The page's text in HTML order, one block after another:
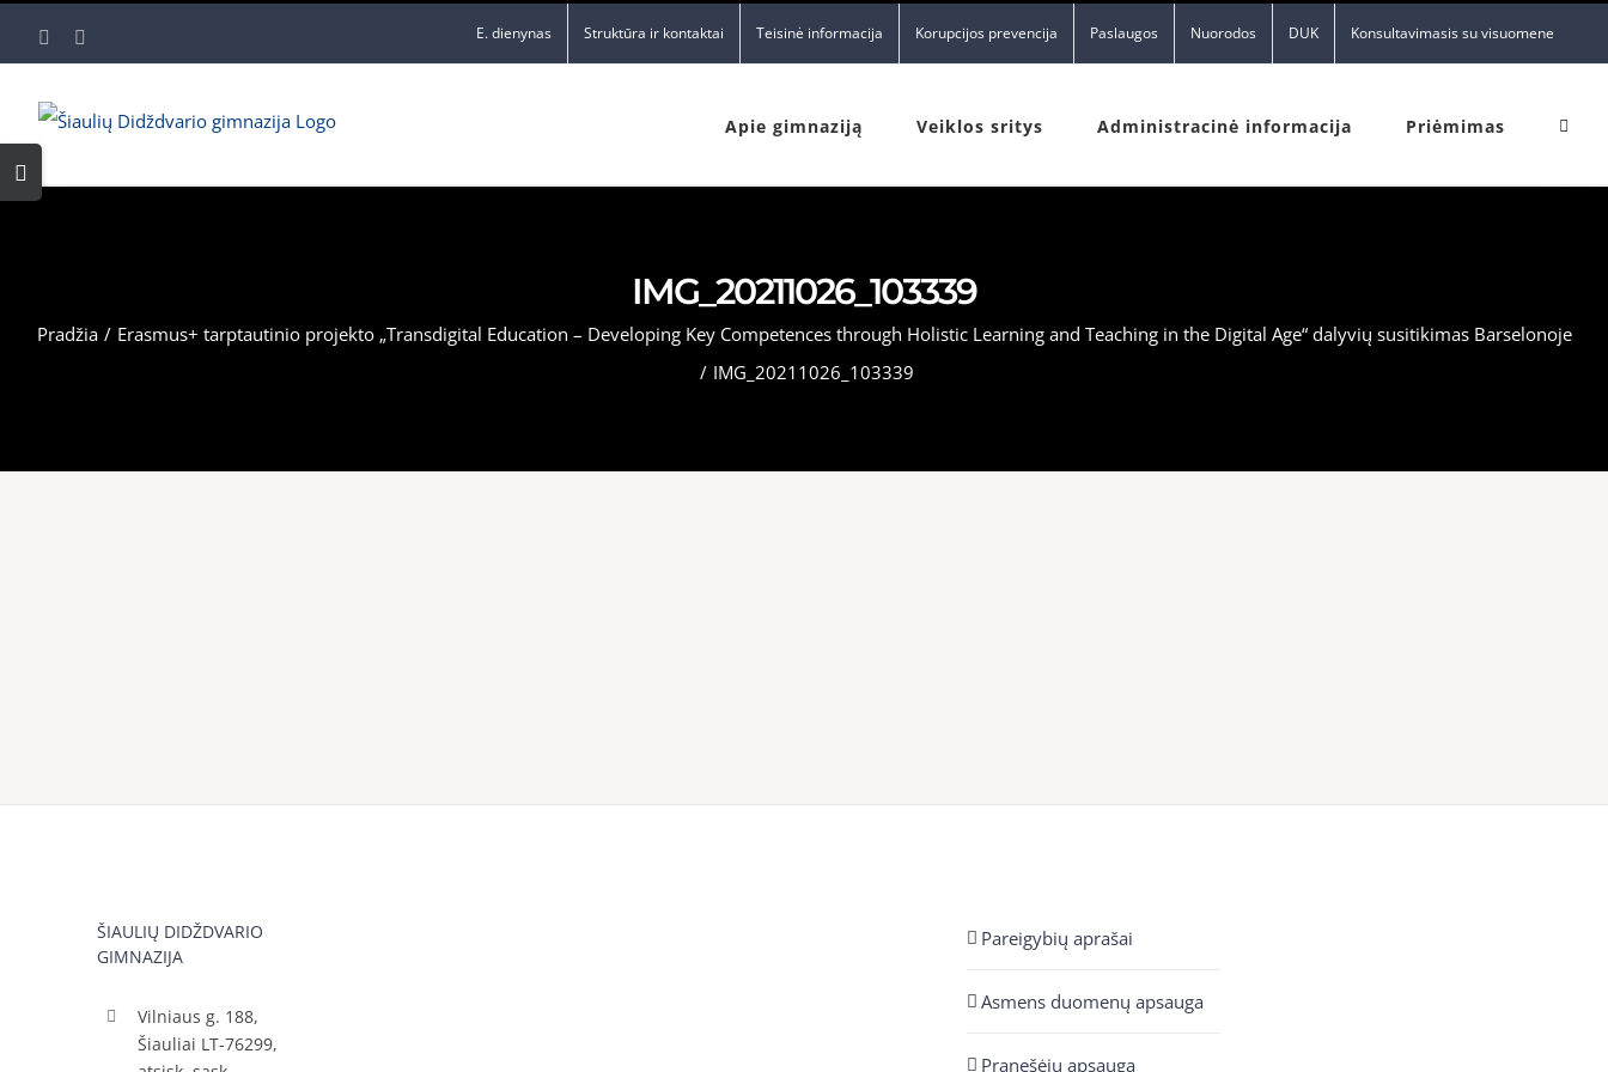
Facebook E. dienynas Struktūra ir kontaktai Teisinė informacija Korupcijos prevencija Paslaugos Nuorodos DUK Konsultavimasis su visuomene
Apie gimnaziją Veiklos sritys Administracinė informacija Priėmimas
IMG_20211026_103339
Pradžia / Erasmus+ tarptautinio projekto „Transdigital Education – Developing Key Competences through Holistic Learning and Teaching in the Digital Age“ dalyvių susitikimas Barselonoje
/ IMG_20211026_103339
ŠIAULIŲ DIDŽDVARIO
GIMNAZIJA
Vilniaus g. 188,
Šiauliai LT-76299,
Pareigybių aprašai
Asmens duomenų apsauga
Pranešėjų apsauga
Toggle
Sliding